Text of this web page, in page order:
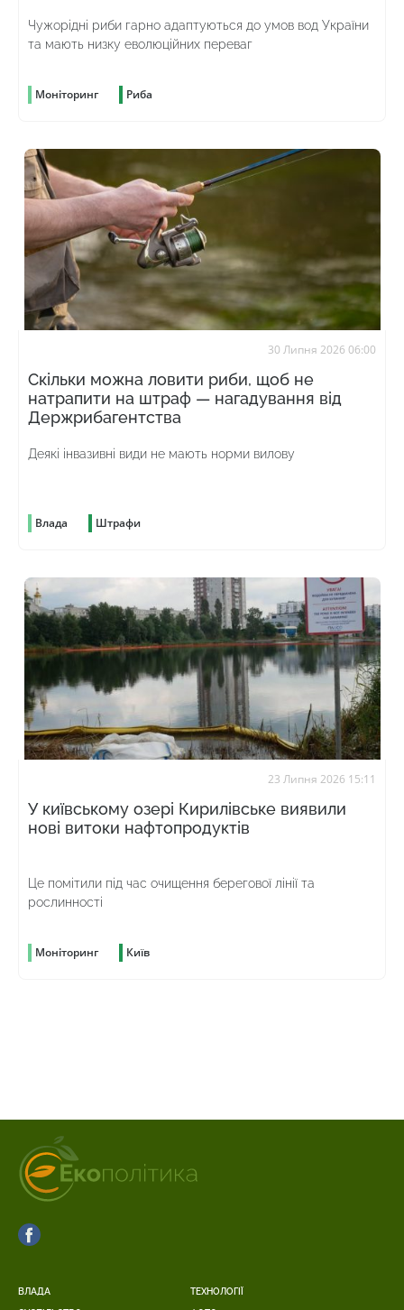
Чужорідні риби гарно адаптуються до умов вод України
та мають низку еволюційних переваг
Моніторинг Риба
30 Липня 2026 06:00
Скільки можна ловити риби, щоб не
натрапити на штраф — нагадування від
Держрибагентства
Деякі інвазивні види не мають норми вилову
Влада Штрафи
23 Липня 2026 15:11
У київському озері Кирилівське виявили
нові витоки нафтопродуктів
Це помітили під час очищення берегової лінії та
рослинності
Моніторинг Київ
ВЛАДА ТЕХНОЛОГІЇ